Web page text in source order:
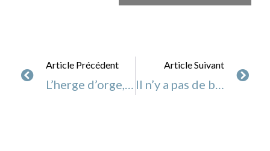
Article Précédent
L’herge d’orge, un superaliment
Article Suivant
Il n’y a pas de bon ou mauvais cholestérol !